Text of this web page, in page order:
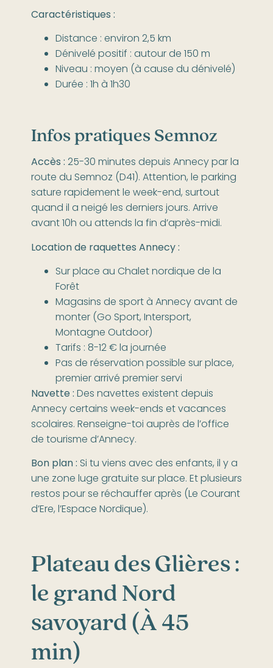
Caractéristiques :
Distance : environ 2,5 km
Dénivelé positif : autour de 150 m
Niveau : moyen (à cause du dénivelé)
Durée : 1h à 1h30
Infos pratiques Semnoz
Accès :25-30 minutes depuis Annecy par la
route du Semnoz (D41). Attention, le parking
sature rapidement le week-end, surtout
quand il a neigé les derniers jours. Arrive
avant 10h ou attends la fin d’après-midi.
Location de raquettes Annecy :
Sur place au Chalet nordique de la
Forêt
Magasins de sport à Annecy avant de
monter (Go Sport, Intersport,
Montagne Outdoor)
Tarifs : 8-12 € la journée
Pas de réservation possible sur place,
premier arrivé premier servi
Navette :Des navettes existent depuis
Annecy certains week-ends et vacances
scolaires. Renseigne-toi auprès de l’office
de tourisme d’Annecy.
Bon plan : Si tu viens avec des enfants, il y a
une zone luge gratuite sur place. Et plusieurs
restos pour se réchauffer après (Le Courant
d’Ere, l’Espace Nordique).
Plateau des Glières :
le grand Nord
savoyard (À 45
min)